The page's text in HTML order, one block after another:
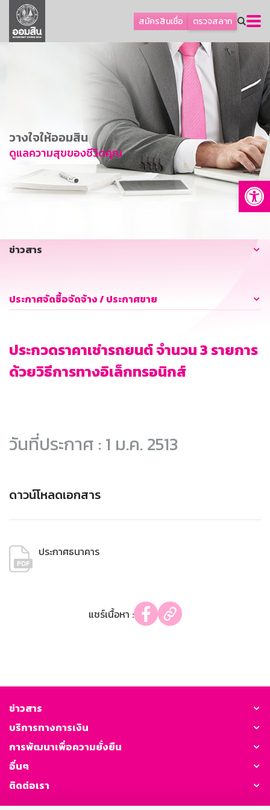
สมัครสินเชื่อ ตรวจสลาก
ลูกค้าธุรกิจ
ลูกค้าผู้ประกอบรายย่อย
การพัฒนาที่ยั่งยืน
ข่าวสาร
บริการทางการเงิน
อื่นๆ
วางใจให้ออมสิน
ดูแลความสุขของชีวิตคุณ
ข่าวสาร
ประกาศจัดซื้อจัดจ้าง / ประกาศขาย
ประกวดราคาเช่ารถยนต์ จำนวน 3 รายการ
ด้วยวิธีการทางอิเล็กทรอนิกส์
วันที่ประกาศ : 1 ม.ค. 2513
ดาวน์โหลดเอกสาร
ประกาศธนาคาร
แชร์เนื้อหา :
ข่าวสาร
บริการทางการเงิน
การพัฒนาเพื่อความยั่งยืน
อื่นๆ
ติดต่อเรา